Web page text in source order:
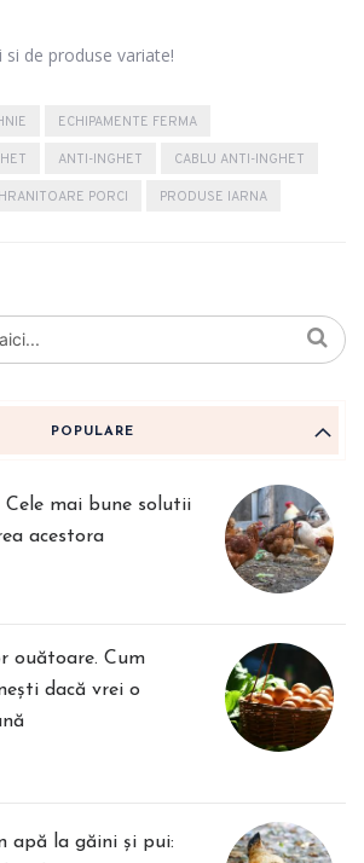
de produse variate!
ECHIPAMENTE FERMA
ANTI-INGHET CABLU ANTI-INGHET
HRANITOARE PORCI PRODUSE IARNA
POPULARE
Cele mai bune solutii
acestora
ouătoare. Cum
dacă vrei o
apă la găini și pui: